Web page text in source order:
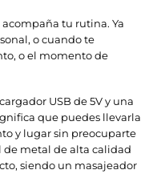
tu rutina. Ya
o cuando te
o el momento de
USB de 5V y una
que puedes llevarla
y lugar sin preocuparte
de metal de alta calidad
siendo un masajeador